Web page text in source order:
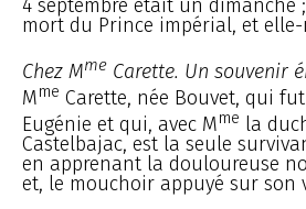
4 septembre était un dimanche
mort du Prince impérial, et
Chez Mme Carette. Un souvenir
Mme Carette, née Bouvet, qui
Eugénie et qui, avec Mme la
Castelbajac, est la seule
en apprenant la douloureuse
et, le mouchoir appuyé sur son